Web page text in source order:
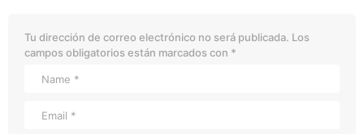
Tu dirección de correo electrónico no será publicada. Los
campos obligatorios están marcados con *